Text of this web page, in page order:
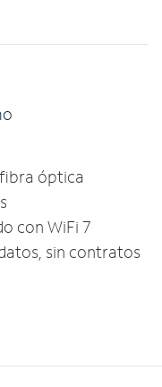
o
óptica
con WiFi 7
sin contratos